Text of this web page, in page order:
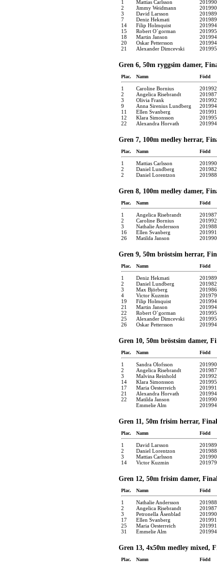
1 Mattias Carlsson
201990
2
Jimmy Weidmann
201990
3
David Larsson
201989
7
Deniz Hekmati
201989
14
Filip Holmquist
201994
15
Robert O´gorman
201995
18
Martin Janson
201994
20
Oskar Pettersson
201994
21
Alexander Dimcevski 201995
Gren 6, 50m ryggsim damer,
Plac. Namn Född
1 Caroline Bornius
201992
2
Angelica Risebrandt
201987
3
Olivia Frank
201992
9
Anna Sirenius Lundberg
201994
11
Ellen Svanberg
201991
12
Klara Simonsson
201995
22
Alexandra Horvath 201994
Gren 7, 100m medley herrar,
Plac. Namn Född
1 Mattias Carlsson
201990
2
Daniel Lundberg
201982
2
Daniel Lorentzon 201988
Gren 8, 100m medley damer,
Plac. Namn Född
1 Angelica Risebrandt
201987
2
Caroline Bornius
201992
3
Nathalie Andersson
201988
16
Ellen Svanberg
201991
26
Matilda Janson 201990
Gren 9, 50m bröstsim herrar,
Plac. Namn Född
1 Deniz Hekmati
201989
2
Daniel Lundberg
201982
3
Max Björberg
201986
4
Victor Kuzmin
201979
19
Filip Holmquist
201994
21
Martin Janson
201994
22
Robert O´gorman
201995
25
Alexander Dimcevski
201995
26
Oskar Pettersson 201994
Gren 10, 50m bröstsim damer,
Plac. Namn Född
1 Sandra Olofsson
201990
2
Angelica Risebrandt
201987
3
Malvina Reinhold
201992
14
Klara Simonsson
201995
17
Maria Oesterreich
201991
21
Alexandra Horvath
201994
22
Matilda Janson
201990
Emmelie Alm
201994
Gren 11, 50m frisim herrar, Final
Plac. Namn Född
1 David Larsson
201989
2
Daniel Lorentzon
201988
3
Mattias Carlsson
201990
14
Victor Kuzmin 201979
Gren 12, 50m frisim damer,
Plac. Namn Född
1 Nathalie Andersson
201988
2
Angelica Risebrandt
201987
3
Petronella Åsenblad
201990
17
Ellen Svanberg
201991
25
Maria Oesterreich
201991
31
Emmelie Alm 201994
Gren 13, 4x50m medley mixed,
Plac. Namn Född